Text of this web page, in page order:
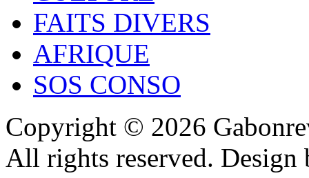
FAITS DIVERS
AFRIQUE
SOS CONSO
Copyright © 2026
All rights reserved.